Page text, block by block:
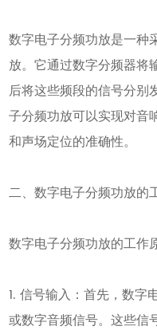
数字电子分频功放是一种
放。它通过数字分频器将
后将这些频段的信号分别
子分频功放可以实现对音
和声场定位的准确性。
二、数字电子分频功放的
数字电子分频功放的工作
1. 信号输入：首先，数字
或数字音频信号。这些信